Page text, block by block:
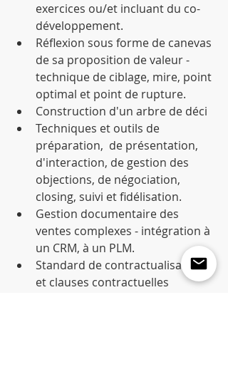
exercices ou/et incluant du co-
développement.
Réflexion sous forme de canevas
de sa proposition de valeur -
technique de ciblage, mire, point
optimal et point de rupture.
Construction d'un arbre de déci
Techniques et outils de
préparation,  de présentation,
d'interaction, de gestion des
objections, de négociation,
closing, suivi et fidélisation.
Gestion documentaire des
ventes complexes - intégration à
un CRM, à un PLM.
Standard de contractualisation
et clauses contractuelles